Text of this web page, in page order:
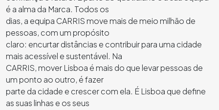
é a alma da Marca. Todos os
dias, a equipa CARRIS move mais de meio milhão de
pessoas, com um propósito
claro: encurtar distâncias e contribuir para uma cidade
mais acessível e sustentável. Na
CARRIS, mover Lisboa é mais do que levar pessoas de
um ponto ao outro, é fazer
parte da cidade e crescer com ela. É Lisboa que define
as suas linhas e os seus